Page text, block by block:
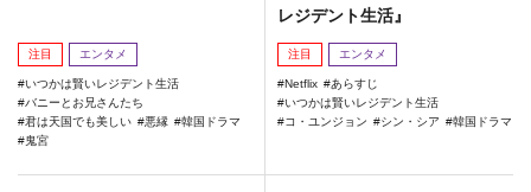
注目 エンタメ
いつかは賢いレジデント生活
バニーとお兄さんたち
君は天国でも美しい
悪縁
韓国ドラマ
鬼宮
レジデント生活』
注目 エンタメ
Netflix
あらすじ
いつかは賢いレジデント生活
コ・ユンジョン
シン・シア 韓国ドラマ